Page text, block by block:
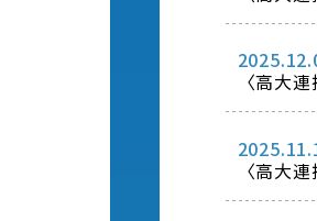
〈高大
〈高大